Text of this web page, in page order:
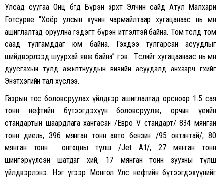
Улсад суугаа Онц бөгөөд Бүрэн эрхт Элчин сайд Атул Малхари
Готсурве “Хоёр улсын хүчин чармайлтаар хугацанаас нь өмнө
ашиглалтад оруулна гэдэгт бүрэн итгэлтэй байна. Том төсөлд том
саад тулгамддаг юм байна. Гэхдээ тулгарсан асуудлыг
шийдвэрлээд шуурхай явж байна” гэв. Төслийг хугацаанаас нь өмнө
дуусгахын тулд ажилтнуудын визийн асуудалд анхаарч өгөхийг
Энэтхэгийн тал хүслээ.
Газрын тос боловсруулах үйлдвэр ашиглалтад орсноор 1.5 сая
тонн нефтийн бүтээгдэхүүн боловсруулж, орчин үеийн
стандартын шаардлага хангасан /Евро V стандарт/ 834 мянган
тонн диель, 396 мянган тонн авто бензин /95 октантай/, 80
мянган тонн онгоцны түлш /Jet A1/, 27 мянган тонн
шингэрүүлсэн шатдаг хий, 17 мянган тонн зуухны түлш
үйлдвэрлэнэ. Нэг үгээр Монгол Улс нефтийн бүтээгдэхүүнийг